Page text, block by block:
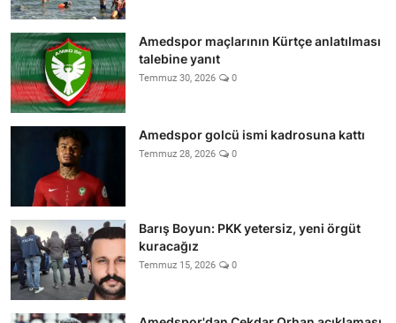
Amedspor maçlarının Kürtçe anlatılması
talebine yanıt
Temmuz 30, 2026 0
Amedspor golcü ismi kadrosuna kattı
Temmuz 28, 2026 0
Barış Boyun: PKK yetersiz, yeni örgüt
kuracağız
Temmuz 15, 2026 0